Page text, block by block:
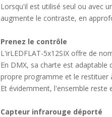
Lorsqu'il est utilisé seul ou avec
augmente le contraste, en
Prenez le contrôle
L'irLEDFLAT-5x12SIX offre de
En DMX, sa charte est
propre programme et le restituer
Et évidemment, l'ensemble
Capteur infrarouge déporté